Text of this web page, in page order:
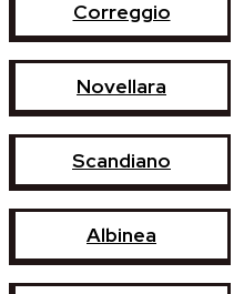
Correggio
Novellara
Scandiano
Albinea